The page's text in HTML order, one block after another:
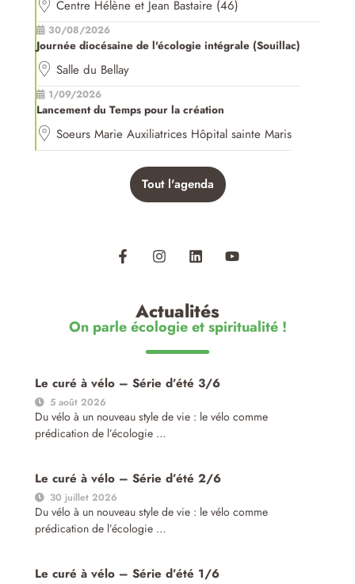
Centre Hélène et Jean Bastaire (46)
30/08/2026
Journée diocésaine de l'écologie intégrale (Souillac)
Salle du Bellay
1/09/2026
Lancement du Temps pour la création
Soeurs Marie Auxiliatrices Hôpital sainte Maris
Tout l'agenda
Actualités
On parle écologie et spiritualité !
Le curé à vélo – Série d’été 3/6
5 août 2026
Du vélo à un nouveau style de vie : le vélo comme
prédication de l’écologie …
Le curé à vélo – Série d’été 2/6
30 juillet 2026
Du vélo à un nouveau style de vie : le vélo comme
prédication de l’écologie …
Le curé à vélo – Série d’été 1/6